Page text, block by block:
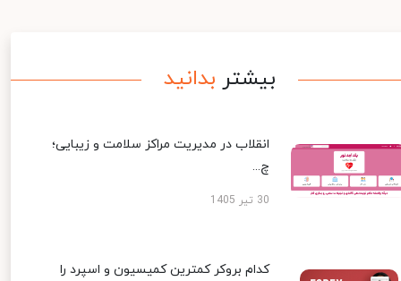
بیشتر بدانید
انقلاب در مدیریت مراکز سلامت و زیبایی؛
چ...
30 تیر 1405
کدام بروکر کمترین کمیسیون و اسپرد را